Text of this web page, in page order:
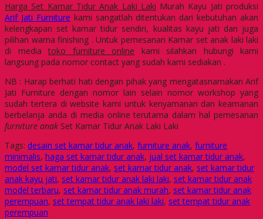
Harga Set Kamar Tidur Anak Laki Laki Murah Kayu Jati produksi
Arif Jati Furniture kami sangatlah ditentukan dari kebutuhan akan
kelengkapan set kamar tidur sendiri, kualitas kayu jati dan juga
pilihan warna finishing . Untuk pemesanan Kamar set anak laki laki
di mediatoko furniture online kami silahkan hubungi kami
langsung pada nomor contact yang sudah kami sediakan .
NB : Harap berhati hati dengan pihak yang mengatasnamakan Arif
Jati Furniture dengan nomor lain selain nomor workshop yang
sudah tertera di website kami untuk kenyamanan dan keamanan
berbelanja anda di media online terutama dalam hal pemesanan
furniture anak Set Kamar Tidur Anak Laki Laki
Tags: desain set kamar tidur anak, furniture anak, furniture
minimalis, haga set kamar tidur anak, jual set kamar tidur anak,
model set kamar tidur anak, set kamar tidur anak, set kamar tidur
anak kayu jati, set kamar tidur anak laki laki, set kamar tidur anak
model terbaru, set kamar tidur anak murah, set kamar tidur anak
perempuan, set tempat tidur anak laki laki, set tempat tidur anak
perempuan